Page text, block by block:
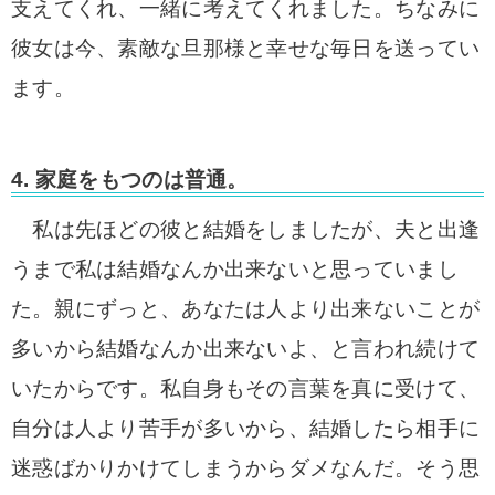
支えてくれ、一緒に考えてくれました。ちなみに
彼女は今、素敵な旦那様と幸せな毎日を送ってい
ます。
4. 家庭をもつのは普通。
私は先ほどの彼と結婚をしましたが、夫と出逢
うまで私は結婚なんか出来ないと思っていまし
た。親にずっと、あなたは人より出来ないことが
多いから結婚なんか出来ないよ、と言われ続けて
いたからです。私自身もその言葉を真に受けて、
自分は人より苦手が多いから、結婚したら相手に
迷惑ばかりかけてしまうからダメなんだ。そう思